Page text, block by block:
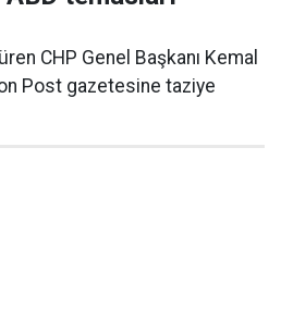
CHP Genel Başkanı Kemal
Post gazetesine taziye